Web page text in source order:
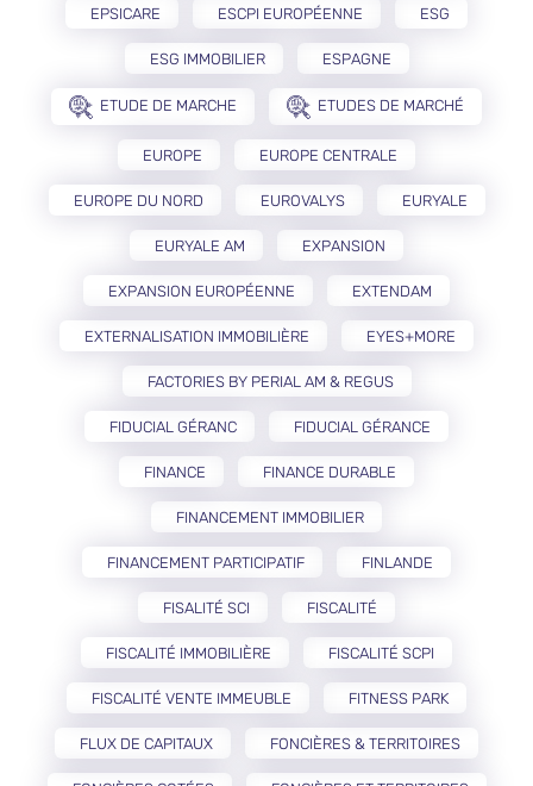
EPSICARE ESCPI EUROPÉENNE ESG
ESG IMMOBILIER ESPAGNE
ETUDE DE MARCHE ETUDES DE MARCHÉ
EUROPE EUROPE CENTRALE
EUROPE DU NORD EUROVALYS EURYALE
EURYALE AM EXPANSION
EXPANSION EUROPÉENNE EXTENDAM
EXTERNALISATION IMMOBILIÈRE EYES+MORE
FACTORIES BY PERIAL AM & REGUS
FIDUCIAL GÉRANC FIDUCIAL GÉRANCE
FINANCE FINANCE DURABLE
FINANCEMENT IMMOBILIER
FINANCEMENT PARTICIPATIF FINLANDE
FISALITÉ SCI FISCALITÉ
FISCALITÉ IMMOBILIÈRE FISCALITÉ SCPI
FISCALITÉ VENTE IMMEUBLE FITNESS PARK
FLUX DE CAPITAUX FONCIÈRES & TERRITOIRES